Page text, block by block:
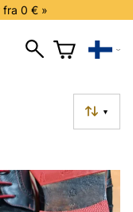
fra 0 € »
▼